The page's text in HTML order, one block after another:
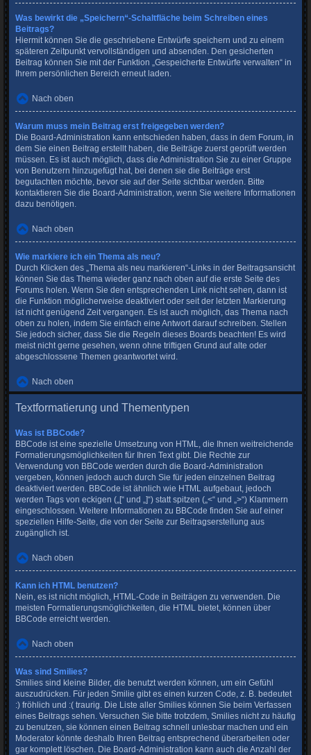
Was bewirkt die „Speichern“-Schaltfläche beim Schreiben eines
Beitrags?
Hiermit können Sie die geschriebene Entwürfe speichern und zu einem
späteren Zeitpunkt vervollständigen und absenden. Den gesicherten
Beitrag können Sie mit der Funktion „Gespeicherte Entwürfe verwalten“ in
Ihrem persönlichen Bereich erneut laden.
Nach oben
Warum muss mein Beitrag erst freigegeben werden?
Die Board-Administration kann entschieden haben, dass in dem Forum, in
dem Sie einen Beitrag erstellt haben, die Beiträge zuerst geprüft werden
müssen. Es ist auch möglich, dass die Administration Sie zu einer Gruppe
von Benutzern hinzugefügt hat, bei denen sie die Beiträge erst
begutachten möchte, bevor sie auf der Seite sichtbar werden. Bitte
kontaktieren Sie die Board-Administration, wenn Sie weitere Informationen
dazu benötigen.
Nach oben
Wie markiere ich ein Thema als neu?
Durch Klicken des „Thema als neu markieren“-Links in der Beitragsansicht
können Sie das Thema wieder ganz nach oben auf die erste Seite des
Forums holen. Wenn Sie den entsprechenden Link nicht sehen, dann ist
die Funktion möglicherweise deaktiviert oder seit der letzten Markierung
ist nicht genügend Zeit vergangen. Es ist auch möglich, das Thema nach
oben zu holen, indem Sie einfach eine Antwort darauf schreiben. Stellen
Sie jedoch sicher, dass Sie die Regeln dieses Boards beachten! Es wird
meist nicht gerne gesehen, wenn ohne triftigen Grund auf alte oder
abgeschlossene Themen geantwortet wird.
Nach oben
Textformatierung und Thementypen
Was ist BBCode?
BBCode ist eine spezielle Umsetzung von HTML, die Ihnen weitreichende
Formatierungsmöglichkeiten für Ihren Text gibt. Die Rechte zur
Verwendung von BBCode werden durch die Board-Administration
vergeben, können jedoch auch durch Sie für jeden einzelnen Beitrag
deaktiviert werden. BBCode ist ähnlich wie HTML aufgebaut, jedoch
werden Tags von eckigen („[“ und „]“) statt spitzen („<“ und „>“) Klammern
eingeschlossen. Weitere Informationen zu BBCode finden Sie auf einer
speziellen Hilfe-Seite, die von der Seite zur Beitragserstellung aus
zugänglich ist.
Nach oben
Kann ich HTML benutzen?
Nein, es ist nicht möglich, HTML-Code in Beiträgen zu verwenden. Die
meisten Formatierungsmöglichkeiten, die HTML bietet, können über
BBCode erreicht werden.
Nach oben
Was sind Smilies?
Smilies sind kleine Bilder, die benutzt werden können, um ein Gefühl
auszudrücken. Für jeden Smilie gibt es einen kurzen Code, z. B. bedeutet
:) fröhlich und :( traurig. Die Liste aller Smilies können Sie beim Verfassen
eines Beitrags sehen. Versuchen Sie bitte trotzdem, Smilies nicht zu häufig
zu benutzen, sie können einen Beitrag schnell unlesbar machen und ein
Moderator könnte deshalb Ihren Beitrag entsprechend überarbeiten oder
gar komplett löschen. Die Board-Administration kann auch die Anzahl der